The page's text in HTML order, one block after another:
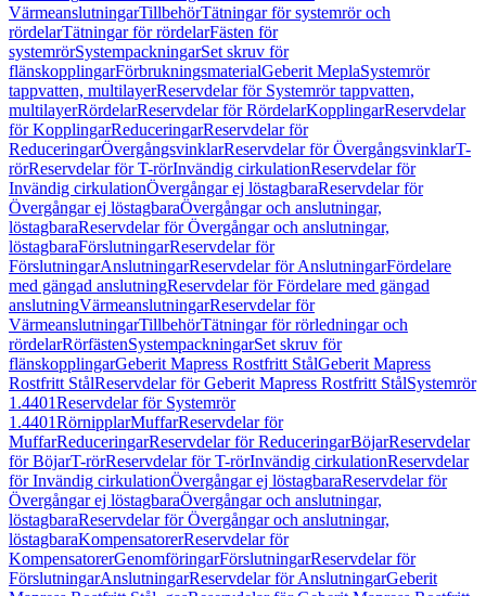
VärmeanslutningarTillbehörTätningar för systemrör och
rördelarTätningar för rördelarFästen för
systemrörSystempackningarSet skruv för
flänskopplingarFörbrukningsmaterialGeberit MeplaSystemrör
tappvatten, multilayerReservdelar för Systemrör tappvatten,
multilayerRördelarReservdelar för RördelarKopplingarReservdelar
för KopplingarReduceringarReservdelar för
ReduceringarÖvergångsvinklarReservdelar för ÖvergångsvinklarT-
rörReservdelar för T-rörInvändig cirkulationReservdelar för
Invändig cirkulationÖvergångar ej löstagbaraReservdelar för
Övergångar ej löstagbaraÖvergångar och anslutningar,
löstagbaraReservdelar för Övergångar och anslutningar,
löstagbaraFörslutningarReservdelar för
FörslutningarAnslutningarReservdelar för AnslutningarFördelare
med gängad anslutningReservdelar för Fördelare med gängad
anslutningVärmeanslutningarReservdelar för
VärmeanslutningarTillbehörTätningar för rörledningar och
rördelarRörfästenSystempackningarSet skruv för
flänskopplingarGeberit Mapress Rostfritt StålGeberit Mapress
Rostfritt StålReservdelar för Geberit Mapress Rostfritt StålSystemrör
1.4401Reservdelar för Systemrör
1.4401RörnipplarMuffarReservdelar för
MuffarReduceringarReservdelar för ReduceringarBöjarReservdelar
för BöjarT-rörReservdelar för T-rörInvändig cirkulationReservdelar
för Invändig cirkulationÖvergångar ej löstagbaraReservdelar för
Övergångar ej löstagbaraÖvergångar och anslutningar,
löstagbaraReservdelar för Övergångar och anslutningar,
löstagbaraKompensatorerReservdelar för
KompensatorerGenomföringarFörslutningarReservdelar för
FörslutningarAnslutningarReservdelar för AnslutningarGeberit